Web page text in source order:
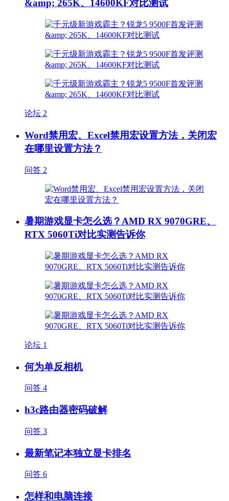
&amp; 265K、14600KF对比测试
论坛 2
Word禁用宏、Excel禁用宏设置方法，关闭宏
在哪里设置方法？
问答 2
暑期游戏显卡怎么选？AMD RX 9070GRE、
RTX 5060Ti对比实测告诉你
论坛 1
何为单反相机
问答 4
h3c路由器密码破解
问答 3
最新笔记本独立显卡排名
问答 6
怎样和电脑连接